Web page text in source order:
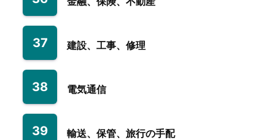
37 建設、工事、修理
38 電気通信
39 輸送、保管、旅行の手配